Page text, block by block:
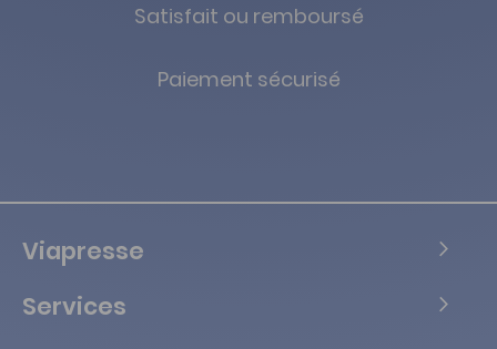
Satisfait ou remboursé
Paiement sécurisé
Viapresse
Services